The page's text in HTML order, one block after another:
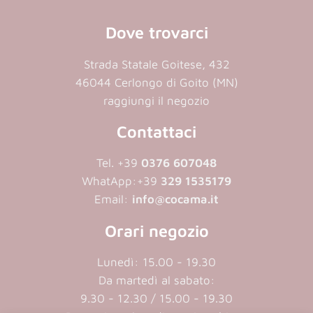
Dove trovarci
Strada Statale Goitese, 432
46044 Cerlongo di Goito (MN)
raggiungi il negozio
Contattaci
Tel. +39 0376 607048
WhatApp: +39 329 1535179
Email: info@cocama.it
Orari negozio
Lunedì: 15.00 - 19.30
Da martedì al sabato:
9.30 - 12.30 / 15.00 - 19.30